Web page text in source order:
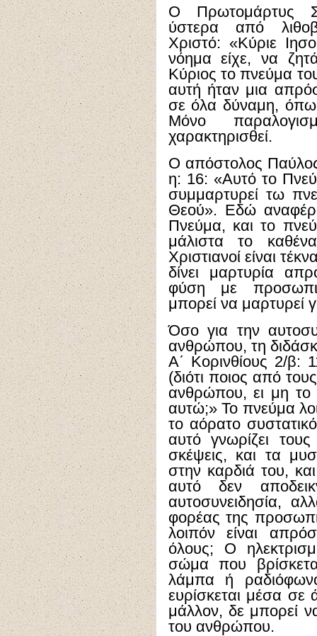
Ο Πρωτομάρτυς
ύστερα από
Χριστό: «Κύριε
νόημα είχε, να
Κύριος το πνεύμα
αυτή ήταν μια
σε όλα δύναμη,
Μόνο
χαρακτηρισθεί.
Ο απόστολος
η: 16: «Αυτό το
συμμαρτυρεί τω
Θεού». Εδώ
Πνεύμα, και το
μάλιστα το
Χριστιανοί είναι
δίνει μαρτυρία
φύση με
μπορεί να μαρτυρεί
Όσο για την
ανθρώπου, τη
Α΄ Κορινθίους 2/β:
(διότι ποιος από
ανθρώπου, ει μη
αυτώ;» Το πνεύμα
το αόρατο
αυτό γνωρίζει
σκέψεις, και τα
στην καρδιά του,
αυτό δεν
αυτοσυνειδησία,
φορέας της
λοιπόν είναι
όλους; Ο
σώμα που
λάμπα ή
ευρίσκεται μέσα
μάλλον, δε μπορεί
του ανθρώπου.